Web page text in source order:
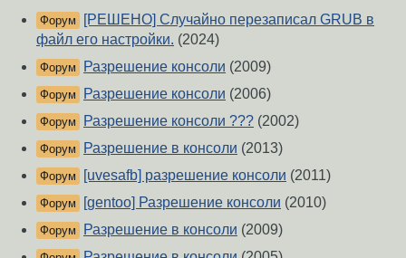
Форум
[РЕШЕНО] Случайно перезаписал GRUB в
файл его настройки. (2024)
Форум Разрешение консоли (2009)
Форум Разрешение консоли (2006)
Форум Разрешение консоли ??? (2002)
Форум Разрешение в консоли (2013)
Форум [uvesafb] разрешение консоли (2011)
Форум [gentoo] Разрешение консоли (2010)
Форум Разрешение в консоли (2009)